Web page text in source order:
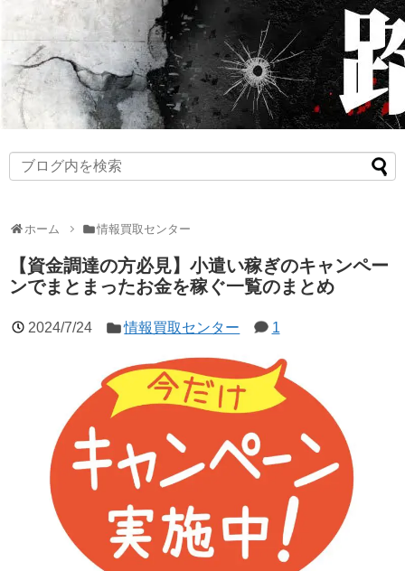
ホーム 情報買取センター
【資金調達の方必見】小遣い稼ぎのキャンペー
ンでまとまったお金を稼ぐ一覧のまとめ
2024/7/24 情報買取センター 1